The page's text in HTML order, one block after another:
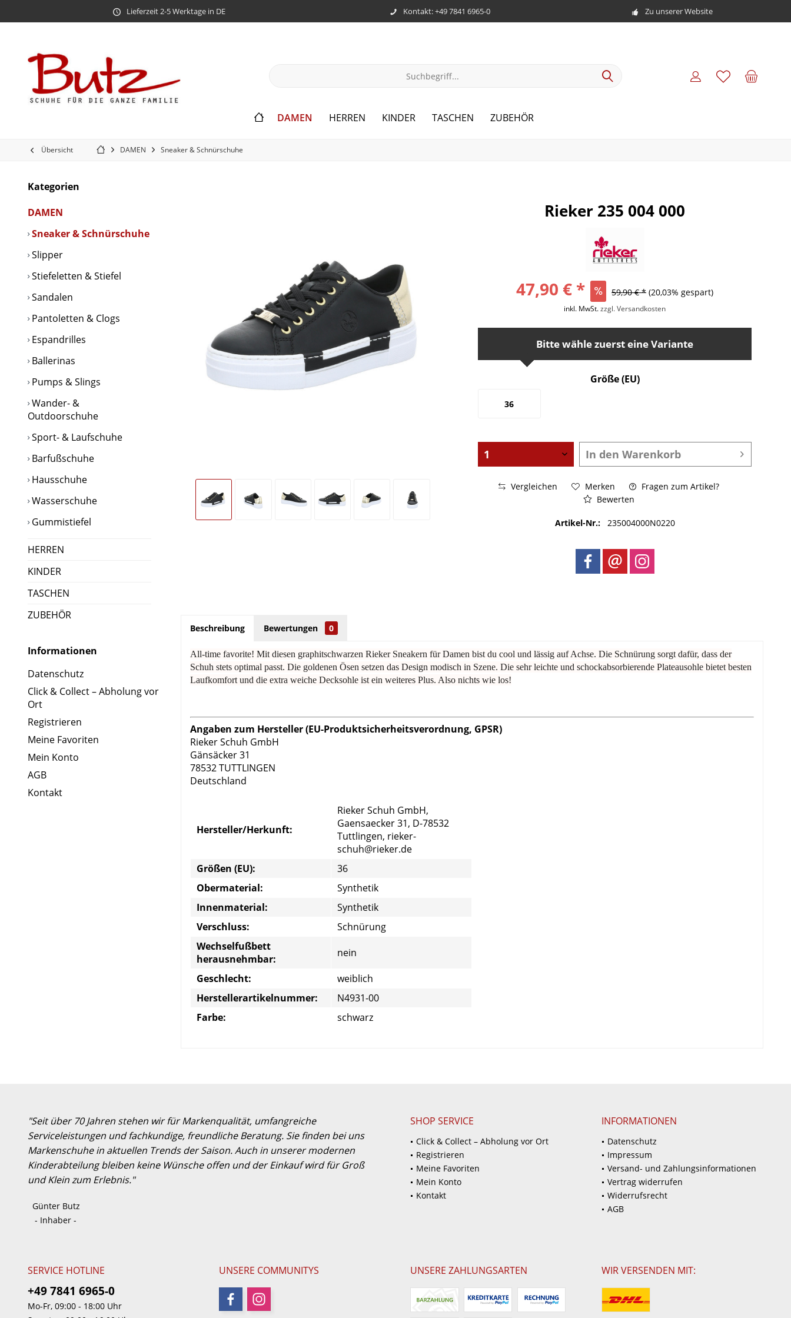
Lieferzeit 2-5 Werktage in DE Kontakt: +49 7841 6965-0 Zu unserer Website
DAMEN HERREN KINDER TASCHEN ZUBEHÖR
Übersicht DAMEN Sneaker & Schnürschuhe
Kategorien
DAMEN
Sneaker & Schnürschuhe
Slipper
Stiefeletten & Stiefel
Sandalen
Pantoletten & Clogs
Espandrilles
Ballerinas
Pumps & Slings
Wander- &
Outdoorschuhe
Sport- & Laufschuhe
Barfußschuhe
Hausschuhe
Wasserschuhe
Gummistiefel
HERREN
KINDER
TASCHEN
ZUBEHÖR
Informationen
Datenschutz
Click & Collect – Abholung vor
Ort
Registrieren
Meine Favoriten
Mein Konto
AGB
Kontakt
Rieker 235 004 000
47,90 € * 59,90 € * (20,03% gespart)
inkl. MwSt.zzgl. Versandkosten
Bitte wähle zuerst eine Variante
Größe (EU)
36
In den Warenkorb
Vergleichen Merken
Fragen zum Artikel?
Bewerten
Artikel-Nr.: 235004000N0220
Beschreibung Bewertungen 0
All-time favorite! Mit diesen graphitschwarzen Rieker Sneakern für Damen bist du cool und lässig auf Achse. Die Schnürung sorgt dafür, dass der
Schuh stets optimal passt. Die goldenen Ösen setzen das Design modisch in Szene. Die sehr leichte und schockabsorbierende Plateausohle bietet besten
Laufkomfort und die extra weiche Decksohle ist ein weiteres Plus. Also nichts wie los!
Angaben zum Hersteller (EU-Produktsicherheitsverordnung, GPSR)
Rieker Schuh GmbH
Gänsäcker 31
78532 TUTTLINGEN
Deutschland
Hersteller/Herkunft:
Rieker Schuh GmbH,
Gaensaecker 31, D-78532
Tuttlingen, rieker-
schuh@rieker.de
Größen (EU):
36
Obermaterial:
Synthetik
Innenmaterial:
Synthetik
Verschluss:
Schnürung
Wechselfußbett
herausnehmbar:
nein
Geschlecht:
weiblich
Herstellerartikelnummer:
N4931-00
Farbe:
schwarz
"Seit über 70 Jahren stehen wir für Markenqualität, umfangreiche
Serviceleistungen und fachkundige, freundliche Beratung. Sie finden bei uns
Markenschuhe in aktuellen Trends der Saison. Auch in unserer modernen
Kinderabteilung bleiben keine Wünsche offen und der Einkauf wird für Groß
und Klein zum Erlebnis."
Günter Butz
- Inhaber -
SHOP SERVICE
Click & Collect – Abholung vor Ort
Registrieren
Meine Favoriten
Mein Konto
Kontakt
INFORMATIONEN
Datenschutz
Impressum
Versand- und Zahlungsinformationen
Vertrag widerrufen
Widerrufsrecht
AGB
SERVICE HOTLINE
+49 7841 6965-0
Mo-Fr, 09:00 - 18:00 Uhr
UNSERE COMMUNITYS UNSERE ZAHLUNGSARTEN WIR VERSENDEN MIT: